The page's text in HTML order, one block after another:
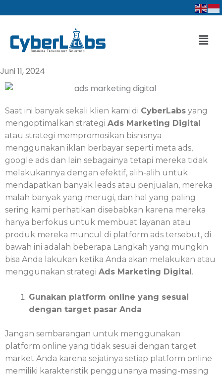
ke
Juni 11, 2024
Saat ini banyak sekali klien kami di CyberLabs yang
mengoptimalkan strategi Ads Marketing Digital
atau strategi mempromosikan bisnisnya
menggunakan iklan berbayar seperti meta ads,
google ads dan lain sebagainya tetapi mereka tidak
melakukannya dengan efektif, alih-alih untuk
mendapatkan banyak leads atau penjualan, mereka
malah banyak yang merugi, dan hal yang paling
sering kami perhatikan disebabkan karena mereka
hanya berfokus untuk membuat layanan atau
produk mereka muncul di platform ads tersebut, di
bawah ini adalah beberapa Langkah yang mungkin
bisa Anda lakukan ketika Anda akan melakukan atau
menggunakan strategi Ads Marketing Digital.
Gunakan platform online yang sesuai
dengan target pasar Anda
Jangan sembarangan untuk menggunakan
platform online yang tidak sesuai dengan target
market Anda karena sejatinya setiap platform online
memiliki karakteristik penggunanya masing-masing